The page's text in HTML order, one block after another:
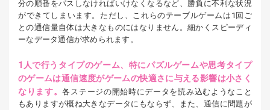
分の順番をパスしなければいけなくなるなど、勝負に不利な状況
ができてしまいます。ただし、これらのテーブルゲームは1回ご
との通信量自体は大きなものにはなりません。細かくスピーディ
ーなデータ通信が求められます。
1人で行うタイプのゲーム、特にパズルゲームや思考タイプ
のゲームは通信速度がゲームの快適さに与える影響は小さく
なります。各ステージの開始時にデータを読み込むようなこと
もありますが概ね大きなデータにもならず、また、通信に問題が